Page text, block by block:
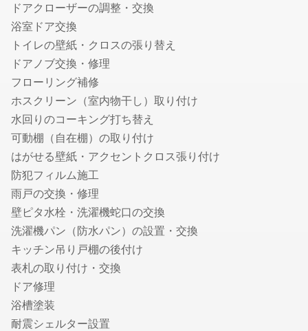
車庫証明に強い行政書士
遺産相続手続き代行に強い行政書士
許認可に強い行政書士
離婚の公正証書に強い行政書士
遺言書作成に強い行政書士
建設業許可の申請に強い行政書士
ビザ申請代行・入管業務代行に強い行政書士
内容証明・債権債務問題に強い行政書士
古物商許可申請代行の行政書士
自動車の名義・住所変更代行に強い行政書士
永住許可申請の行政書士
帰化申請代行の行政書士
相続人調査・戸籍収集代行の行政書士
相続財産の調査代行の行政書士
遺産分割協議書作成代行の行政書士
自動車登録に強い行政書士
ドローン飛行許可申請代行の行政書士
ドアクローザーの調整・交換
浴室ドア交換
トイレの壁紙・クロスの張り替え
ドアノブ交換・修理
フローリング補修
ホスクリーン（室内物干し）取り付け
水回りのコーキング打ち替え
可動棚（自在棚）の取り付け
はがせる壁紙・アクセントクロス張り付け
防犯フィルム施工
雨戸の交換・修理
壁ピタ水栓・洗濯機蛇口の交換
洗濯機パン（防水パン）の設置・交換
キッチン吊り戸棚の後付け
表札の取り付け・交換
ドア修理
浴槽塗装
耐震シェルター設置